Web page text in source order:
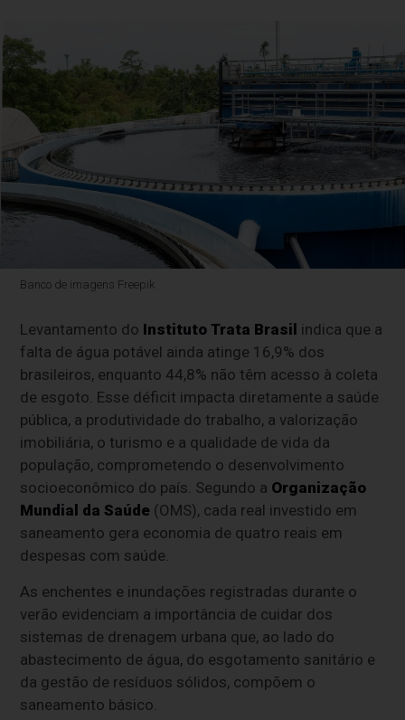
Banco de imagens Freepik
Levantamento do Instituto Trata Brasil indica que a
falta de água potável ainda atinge 16,9% dos
brasileiros, enquanto 44,8% não têm acesso à coleta
de esgoto. Esse déficit impacta diretamente a saúde
pública, a produtividade do trabalho, a valorização
imobiliária, o turismo e a qualidade de vida da
população, comprometendo o desenvolvimento
socioeconômico do país. Segundo a Organização
Mundial da Saúde (OMS), cada real investido em
saneamento gera economia de quatro reais em
despesas com saúde.
As enchentes e inundações registradas durante o
verão evidenciam a importância de cuidar dos
sistemas de drenagem urbana que, ao lado do
abastecimento de água, do esgotamento sanitário e
da gestão de resíduos sólidos, compõem o
saneamento básico.